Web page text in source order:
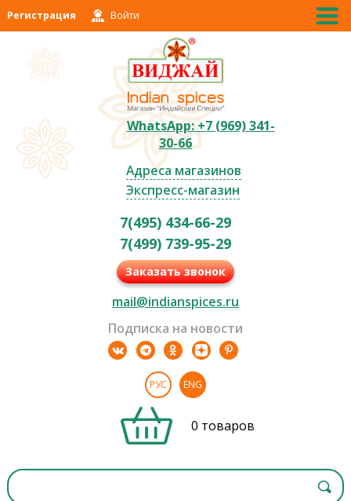
Регистрация Войти
WhatsApp: +7 (969) 341-
30-66
Адреса магазинов
Экспресс-магазин
7(495) 434-66-29
7(499) 739-95-29
Заказать звонок
mail@indianspices.ru
Подписка на новости
РУС ENG
0 товаров